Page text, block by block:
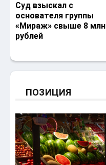
Суд взыскал с
основателя группы
«Мираж» свыше 8 млн
рублей
ПОЗИЦИЯ